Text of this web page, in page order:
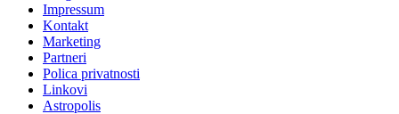
Impressum
Kontakt
Marketing
Partneri
Polica privatnosti
Linkovi
Astropolis